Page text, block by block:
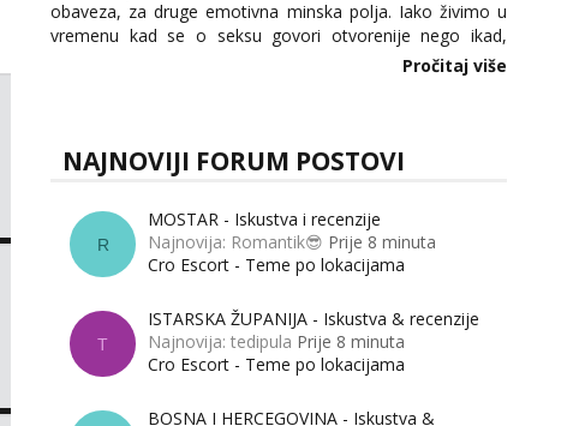
obaveza, za druge emotivna minska polja. Iako živimo u
vremenu kad se o seksu govori otvorenije nego ikad,
tema „jedne noći strasti“ i dalje izaziva burne rasprave. Što
Pročitaj više
NAJNOVIJI FORUM POSTOVI
R
MOSTAR - Iskustva i recenzije
Najnovija: Romantik😎 Prije 8 minuta
Cro Escort - Teme po lokacijama
T
ISTARSKA ŽUPANIJA - Iskustva & recenzije
Najnovija: tedipula Prije 8 minuta
Cro Escort - Teme po lokacijama
BOSNA I HERCEGOVINA - Iskustva &